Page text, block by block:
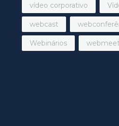
vídeo corporativo
webcast
Webinários